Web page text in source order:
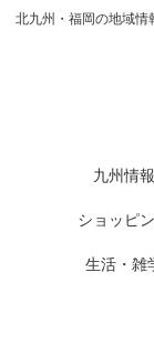
北九州・福岡の地域情
九州情報
ショッピ
生活・雑